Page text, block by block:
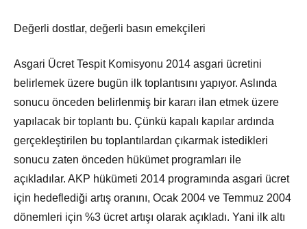
Değerli dostlar, değerli basın emekçileri
Asgari Ücret Tespit Komisyonu 2014 asgari ücretini
belirlemek üzere bugün ilk toplantısını yapıyor. Aslında
sonucu önceden belirlenmiş bir kararı ilan etmek üzere
yapılacak bir toplantı bu. Çünkü kapalı kapılar ardında
gerçekleştirilen bu toplantılardan çıkarmak istedikleri
sonucu zaten önceden hükümet programları ile
açıkladılar. AKP hükümeti 2014 programında asgari ücret
için hedeflediği artış oranını, Ocak 2004 ve Temmuz 2004
dönemleri için %3 ücret artışı olarak açıkladı. Yani ilk altı